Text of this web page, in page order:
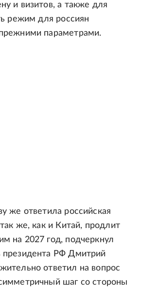
и визитов, а также для
режим для россиян
параметрами.
же ответила российская
же, как и Китай, продлит
на 2027 год, подчеркнул
президента РФ Дмитрий
ответил на вопрос
шаг со стороны